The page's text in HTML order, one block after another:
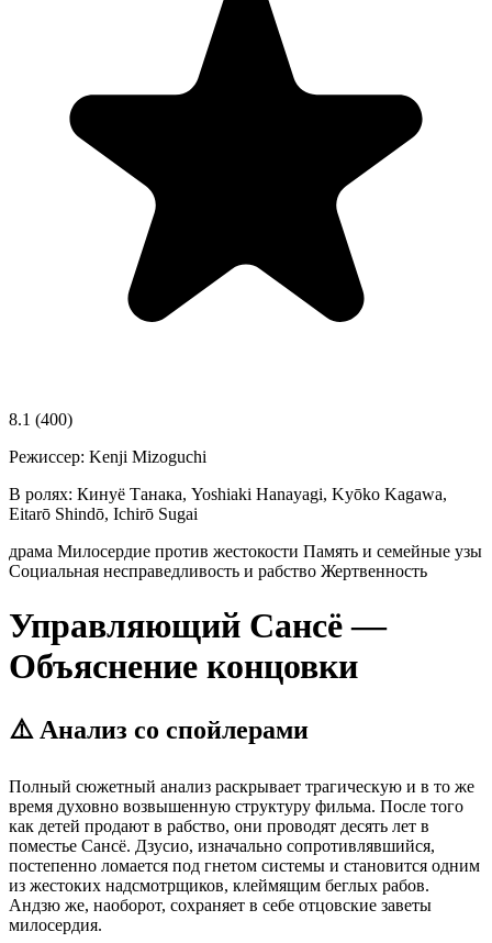
8.1 (400)
Режиссер: Kenji Mizoguchi
В ролях: Кинуё Танака, Yoshiaki Hanayagi, Kyōko Kagawa,
Eitarō Shindō, Ichirō Sugai
драма Милосердие против жестокости Память и семейные узы
Социальная несправедливость и рабство Жертвенность
Управляющий Сансё —
Объяснение концовки
⚠️ Анализ со спойлерами
Полный сюжетный анализ раскрывает трагическую и в то же
время духовно возвышенную структуру фильма. После того
как детей продают в рабство, они проводят десять лет в
поместье Сансё. Дзусио, изначально сопротивлявшийся,
постепенно ломается под гнетом системы и становится одним
из жестоких надсмотрщиков, клеймящим беглых рабов.
Андзю же, наоборот, сохраняет в себе отцовские заветы
милосердия.